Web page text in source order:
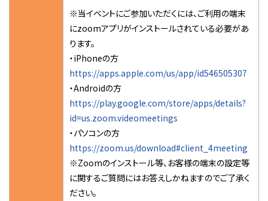
※当イベントにご参加いただくには、ご利用の端末
にzoomアプリがインストールされている必要があ
ります。
・iPhoneの方
https://apps.apple.com/us/app/id546505307
・Androidの方
https://play.google.com/store/apps/details?
id=us.zoom.videomeetings
・パソコンの方
https://zoom.us/download#client_4meeting
※Zoomのインストール等、お客様の端末の設定等
に関するご質問にはお答えしかねますのでご了承く
ださい。